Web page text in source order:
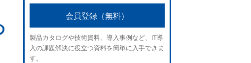
会員登録（無料）
製品カタログや技術資料、導入事例など、IT導
入の課題解決に役立つ資料を簡単に入手できま
す。